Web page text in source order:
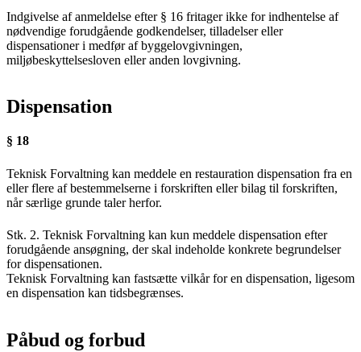
Indgivelse af anmeldelse efter § 16 fritager ikke for indhentelse af
nødvendige forudgående godkendelser, tilladelser eller
dispensationer i medfør af byggelovgivningen,
miljøbeskyttelsesloven eller anden lovgivning.
Dispensation
§ 18
Teknisk Forvaltning kan meddele en restauration dispensation fra en
eller flere af bestemmelserne i forskriften eller bilag til forskriften,
når særlige grunde taler herfor.
Stk. 2. Teknisk Forvaltning kan kun meddele dispensation efter
forudgående ansøgning, der skal indeholde konkrete begrundelser
for dispensationen.
Teknisk Forvaltning kan fastsætte vilkår for en dispensation, ligesom
en dispensation kan tidsbegrænses.
Påbud og forbud